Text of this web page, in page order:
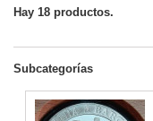
Hay 18 productos.
Subcategorías